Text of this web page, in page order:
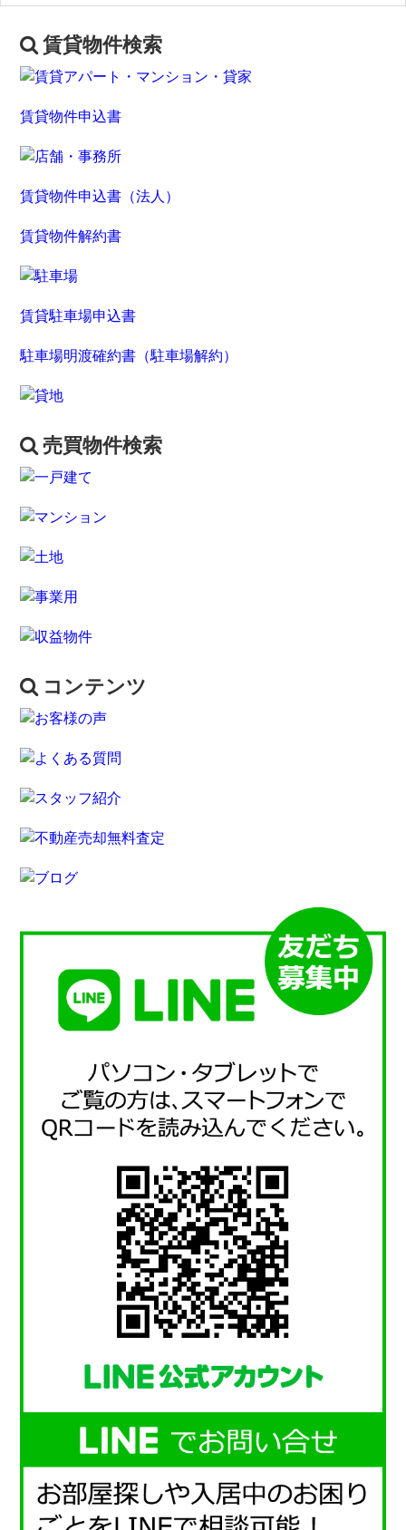
賃貸物件検索
賃貸物件申込書
賃貸物件申込書（法人）
賃貸物件解約書
賃貸駐車場申込書
駐車場明渡確約書（駐車場解約）
売買物件検索
コンテンツ